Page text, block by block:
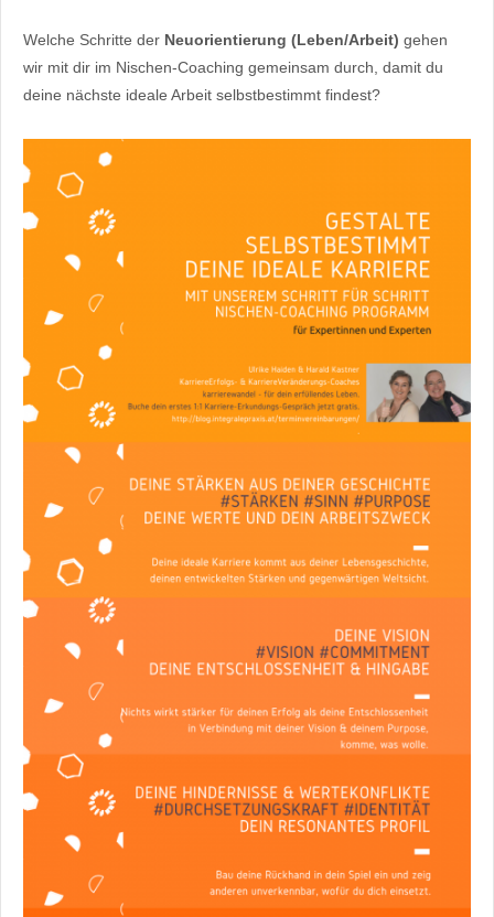
Welche Schritte der Neuorientierung (Leben/Arbeit) gehen
wir mit dir im Nischen-Coaching gemeinsam durch, damit du
deine nächste ideale Arbeit selbstbestimmt findest?